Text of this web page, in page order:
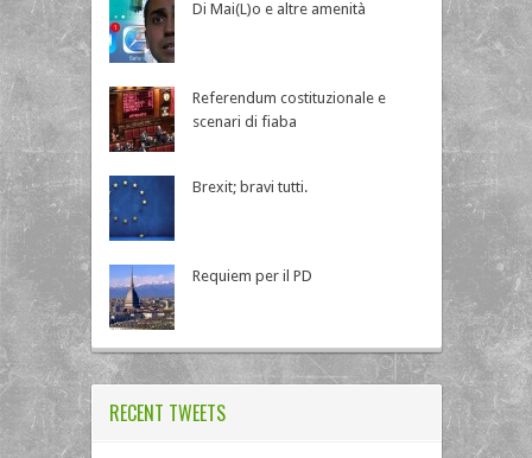
Di Mai(L)o e altre amenità
Referendum costituzionale e
scenari di fiaba
Brexit; bravi tutti.
Requiem per il PD
RECENT TWEETS